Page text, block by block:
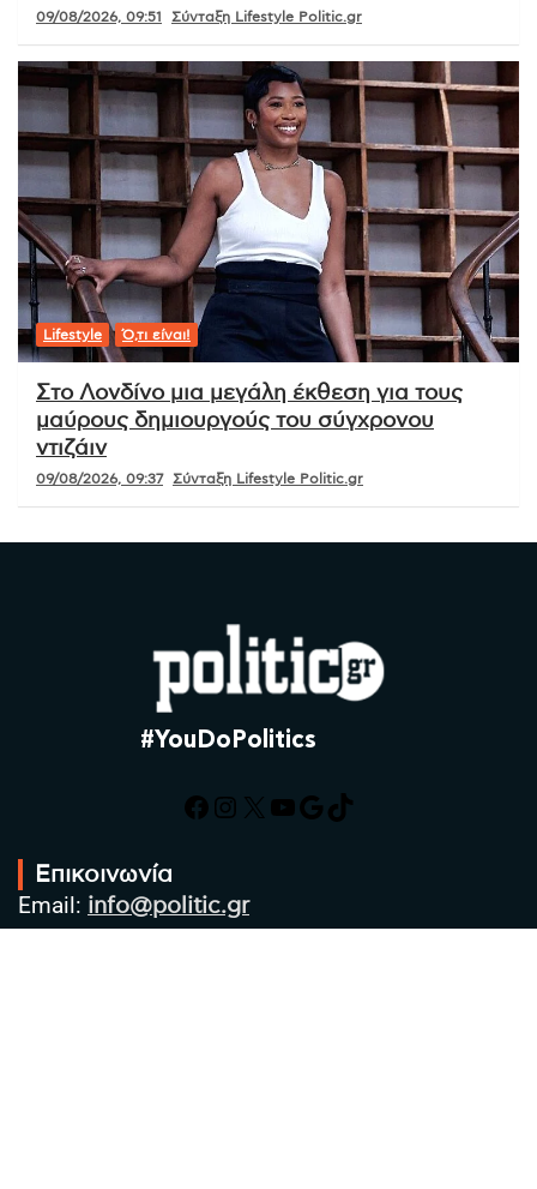
09/08/2026, 09:51 Σύνταξη Lifestyle Politic.gr
Lifestyle Ό,τι είναι!
Στο Λονδίνο μια μεγάλη έκθεση για τους
μαύρους δημιουργούς του σύγχρονου
ντιζάιν
09/08/2026, 09:37 Σύνταξη Lifestyle Politic.gr
#YouDoPolitics
Facebook
Instagram
X YouTube
Google
TikTok
Επικοινωνία
Email: info@politic.gr
Τηλ: